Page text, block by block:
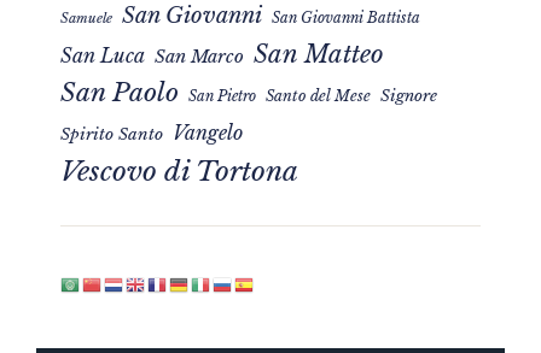
Samuele San Giovanni San Giovanni Battista
San Luca San Marco San Matteo
San Paolo San Pietro Santo del Mese Signore
Spirito Santo Vangelo
Vescovo di Tortona